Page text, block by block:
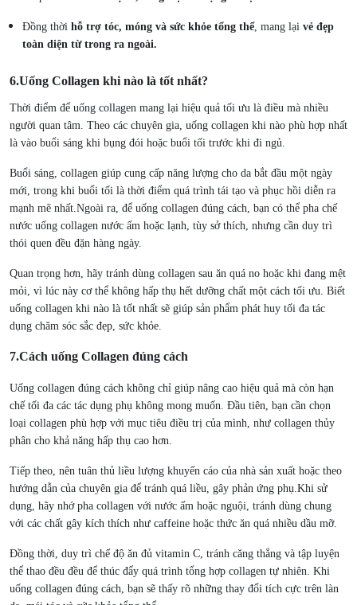
Đồng thời hỗ trợ tóc, móng và sức khỏe tổng thể, mang lại vẻ đẹp
toàn diện từ trong ra ngoài.
6.Uống Collagen khi nào là tốt nhất?
Thời điểm để uống collagen mang lại hiệu quả tối ưu là điều mà nhiều
người quan tâm. Theo các chuyên gia, uống collagen khi nào phù hợp nhất
là vào buổi sáng khi bụng đói hoặc buổi tối trước khi đi ngủ.
Buổi sáng, collagen giúp cung cấp năng lượng cho da bắt đầu một ngày
mới, trong khi buổi tối là thời điểm quá trình tái tạo và phục hồi diễn ra
mạnh mẽ nhất.Ngoài ra, để uống collagen đúng cách, bạn có thể pha chế
nước uống collagen nước ấm hoặc lạnh, tùy sở thích, nhưng cần duy trì
thói quen đều đặn hàng ngày.
Quan trọng hơn, hãy tránh dùng collagen sau ăn quá no hoặc khi đang mệt
mỏi, vì lúc này cơ thể không hấp thụ hết dưỡng chất một cách tối ưu. Biết
uống collagen khi nào là tốt nhất sẽ giúp sản phẩm phát huy tối đa tác
dụng chăm sóc sắc đẹp, sức khỏe.
7.Cách uống Collagen đúng cách
Uống collagen đúng cách không chỉ giúp nâng cao hiệu quả mà còn hạn
chế tối đa các tác dụng phụ không mong muốn. Đầu tiên, bạn cần chọn
loại collagen phù hợp với mục tiêu điều trị của mình, như collagen thủy
phân cho khả năng hấp thụ cao hơn.
Tiếp theo, nên tuân thủ liều lượng khuyến cáo của nhà sản xuất hoặc theo
hướng dẫn của chuyên gia để tránh quá liều, gây phản ứng phụ.Khi sử
dụng, hãy nhớ pha collagen với nước ấm hoặc nguội, tránh dùng chung
với các chất gây kích thích như caffeine hoặc thức ăn quá nhiều dầu mỡ.
Đồng thời, duy trì chế độ ăn đủ vitamin C, tránh căng thẳng và tập luyện
thể thao đều đều để thúc đẩy quá trình tổng hợp collagen tự nhiên. Khi
uống collagen đúng cách, bạn sẽ thấy rõ những thay đổi tích cực trên làn